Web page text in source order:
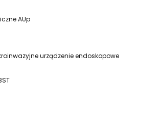
AUp
urządzenie endoskopowe